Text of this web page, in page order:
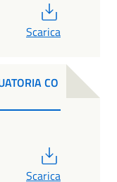
Scarica
CO
Scarica